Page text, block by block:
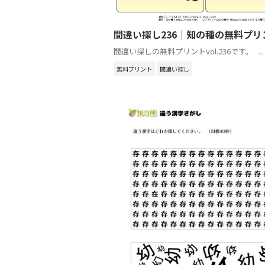
間違い探し236｜知の種の無料プリ
間違い探しの無料プリントvol.236です。 ...
無料プリント 間違い探し